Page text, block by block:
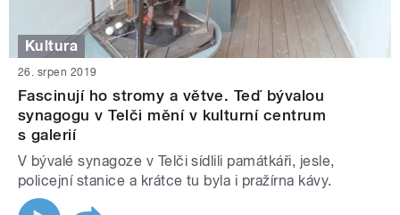
Kultura
26. srpen 2019
Fascinují ho stromy a větve. Teď bývalou
synagogu v Telči mění v kulturní centrum
s galerií
V bývalé synagoze v Telči sídlili památkáři, jesle,
policejní stanice a krátce tu byla i pražírna kávy.